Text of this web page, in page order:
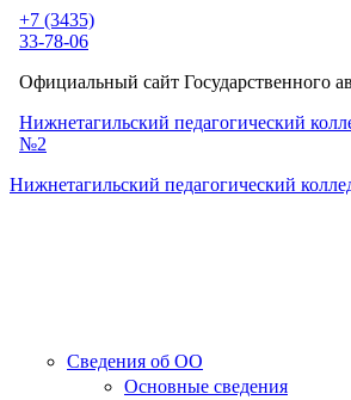
Перейти к основному содержанию
+7 (3435)
33-78-06
Официальный сайт Государственного
Нижнетагильский педагогический
№2
Нижнетагильский педагогический
Сведения об ОО
Основные сведения